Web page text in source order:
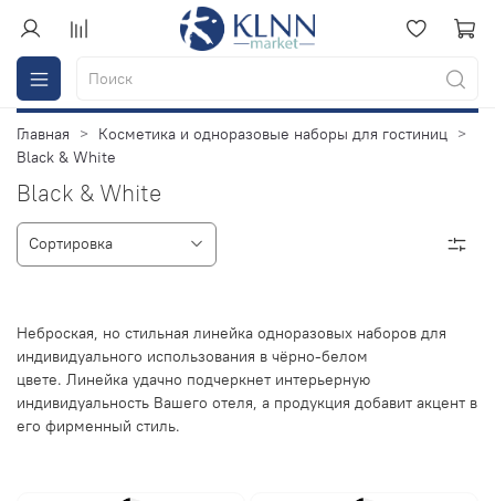
Главная
Косметика и одноразовые наборы для гостиниц
Black & White
Black & White
Неброская, но стильная линейка одноразовых наборов для
индивидуального использования в чёрно-белом
цвете. Линейка удачно подчеркнет интерьерную
индивидуальность Вашего отеля, а продукция добавит акцент в
его фирменный стиль.